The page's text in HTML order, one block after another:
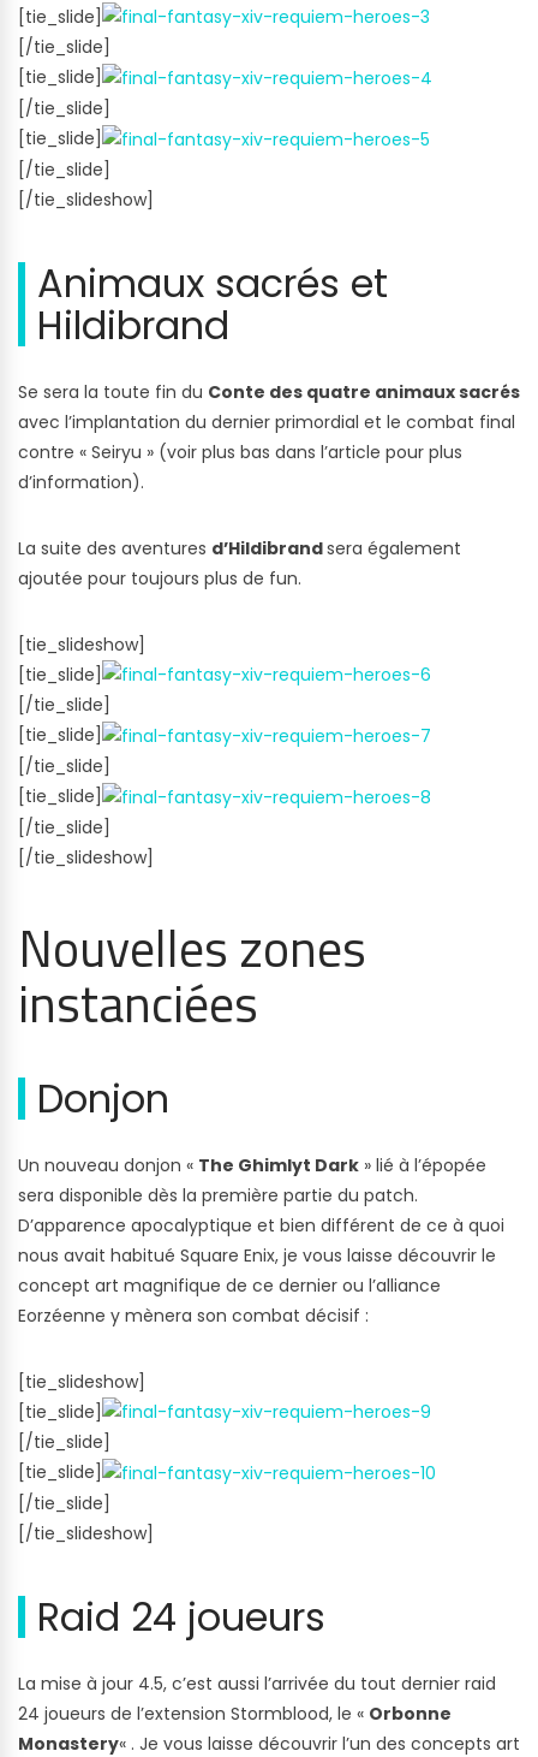
[tie_slide]
[/tie_slide]
[tie_slide]
[/tie_slide]
[tie_slide]
[/tie_slide]
[/tie_slideshow]
Animaux sacrés et
Hildibrand
Se sera la toute fin du Conte des quatre animaux sacrés
avec l’implantation du dernier primordial et le combat final
contre « Seiryu » (voir plus bas dans l’article pour plus
d’information).
La suite des aventures d’Hildibrandsera également
ajoutée pour toujours plus de fun.
[tie_slideshow]
[tie_slide]
[/tie_slide]
[tie_slide]
[/tie_slide]
[tie_slide]
[/tie_slide]
[/tie_slideshow]
Nouvelles zones
instanciées
Donjon
Un nouveau donjon « The Ghimlyt Dark » lié à l’épopée
sera disponible dès la première partie du patch.
D’apparence apocalyptique et bien différent de ce à quoi
nous avait habitué Square Enix, je vous laisse découvrir le
concept art magnifique de ce dernier ou l’alliance
Eorzéenne y mènera son combat décisif :
[tie_slideshow]
[tie_slide]
[/tie_slide]
[tie_slide]
[/tie_slide]
[/tie_slideshow]
Raid 24 joueurs
La mise à jour 4.5, c’est aussi l’arrivée du tout dernier raid
24 joueurs de l’extension Stormblood, le « Orbonne
Monastery« . Je vous laisse découvrir l’un des concepts art